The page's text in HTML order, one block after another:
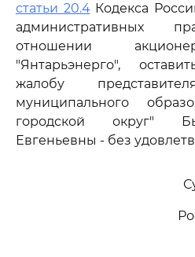
статьи 20.4Кодекса
административных
отношении
"Янтарьэнерго",
жалобу
муниципального
городской округ"
Евгеньевны - без